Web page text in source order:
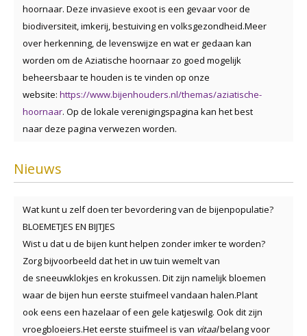
hoornaar. Deze invasieve exootis een gevaar voor de
biodiversiteit, imkerij, bestuiving en volksgezondheid.Meer
over herkenning, de levenswijze en wat er gedaan kan
worden om de Aziatische hoornaar zo goed mogelijk
beheersbaar te houden is te vinden op onze
website: https://www.bijenhouders.nl/themas/aziatische-
hoornaar. Op de lokale verenigingspagina kan het best
naar deze pagina verwezen worden.
Nieuws
Wat kunt u zelf doen ter bevordering van de bijenpopulatie?
BLOEMETJES EN BIJTJES
Wist u dat u de bijen kunt helpen zonder imker te worden?
Zorg bijvoorbeeld dat het in uw tuin wemelt van
de sneeuwklokjes en krokussen. Dit zijn namelijk bloemen
waar de bijen hun eerste stuifmeel vandaan halen.Plant
ook eens een hazelaar of een gele katjeswilg. Ook dit zijn
vroegbloeiers.Het eerste stuifmeel is van vitaalbelang voor